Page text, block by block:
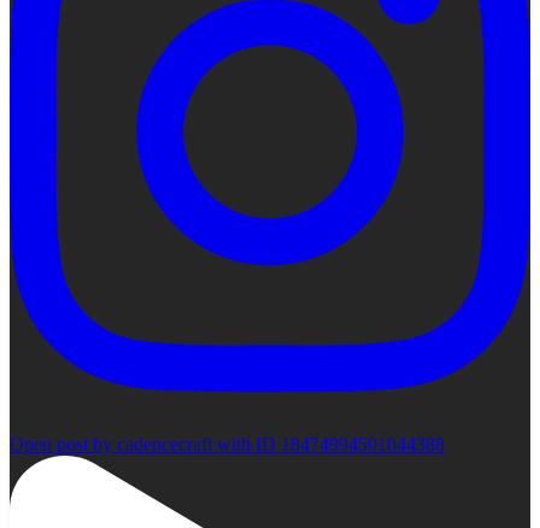
Open post by cadencecraft with ID 18474994501044388